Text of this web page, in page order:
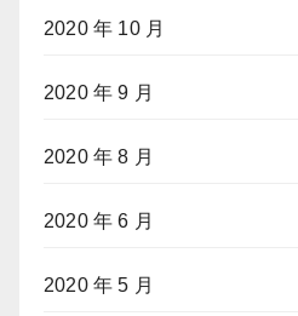
2020 年 10 月
2020 年 9 月
2020 年 8 月
2020 年 6 月
2020 年 5 月